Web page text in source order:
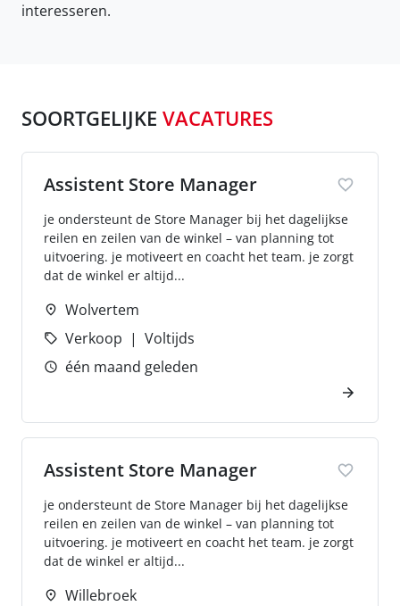
interesseren.
SOORTGELIJKE VACATURES
Assistent Store Manager
je ondersteunt de Store Manager bij het dagelijkse
reilen en zeilen van de winkel – van planning tot
uitvoering. je motiveert en coacht het team. je zorgt
dat de winkel er altijd...
Wolvertem
Verkoop
Voltijds
één maand geleden
Assistent Store Manager
je ondersteunt de Store Manager bij het dagelijkse
reilen en zeilen van de winkel – van planning tot
uitvoering. je motiveert en coacht het team. je zorgt
dat de winkel er altijd...
Willebroek